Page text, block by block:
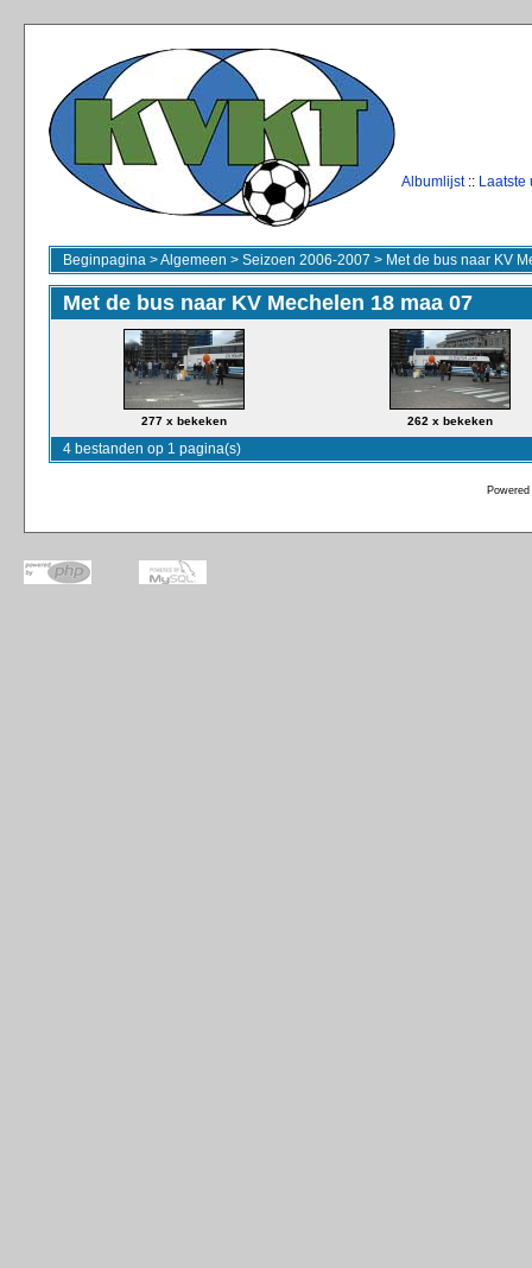
Albumlijst:: Laatste
Beginpagina >Algemeen > Seizoen 2006-2007 > Met de bus naar KV
Met de bus naar KV Mechelen 18 maa 07
277 x bekeken 262 x bekeken
4 bestanden op 1 pagina(s)